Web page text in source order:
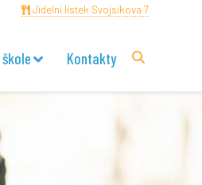
Jídelní lístek Svojsíkova 7
škole Kontakty